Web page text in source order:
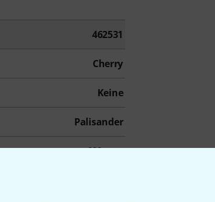
462531
Cherry
Keine
Palisander
628 mm